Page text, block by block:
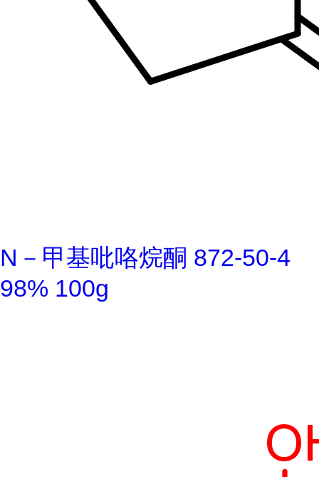
N－甲基吡咯烷酮 872-50-4
98% 100g